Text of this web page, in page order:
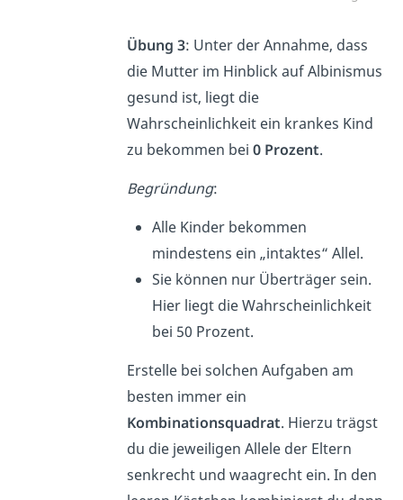
Übung 3: Unter der Annahme, dass
die Mutter im Hinblick auf Albinismus
gesund ist, liegt die
Wahrscheinlichkeit ein krankes Kind
zu bekommen bei0 Prozent.
Begründung:
Alle Kinder bekommen
mindestens ein „intaktes“ Allel.
Sie können nur Überträger sein.
Hier liegt die Wahrscheinlichkeit
bei 50 Prozent.
Erstelle bei solchen Aufgaben am
besten immer ein
Kombinationsquadrat. Hierzu trägst
du die jeweiligen Allele der Eltern
senkrecht und waagrecht ein. In den